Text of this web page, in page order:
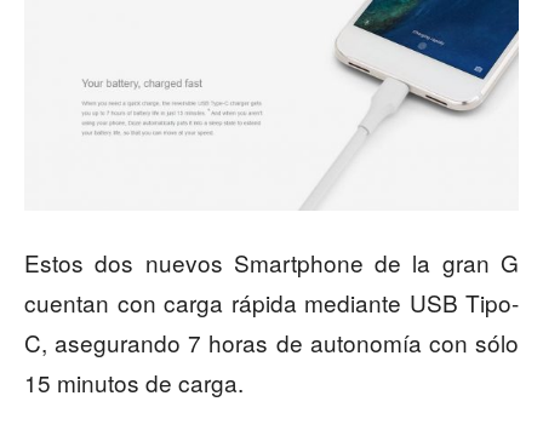
Estos dos nuevos Smartphone de la gran G
cuentan con carga rápida mediante USB Tipo-
C, asegurando 7 horas de autonomía con sólo
15 minutos de carga.